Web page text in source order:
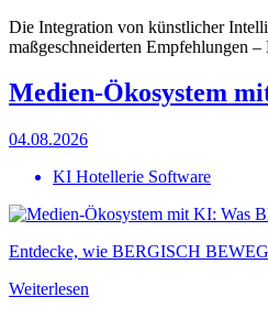
Die Integration von künstlicher
maßgeschneiderten Empfehlungen
Medien-Ökosystem
04.08.2026
KI Hotellerie Software
Entdecke, wie BERGISCH
Weiterlesen